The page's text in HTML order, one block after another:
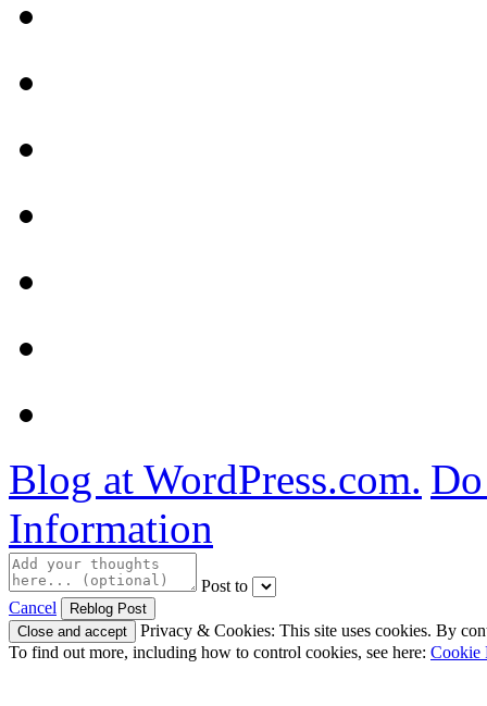
Blog at WordPress.com.
Information
Post to
Cancel
Privacy & Cookies: This site uses cookies. By
To find out more, including how to control cookies, see here: Cookie